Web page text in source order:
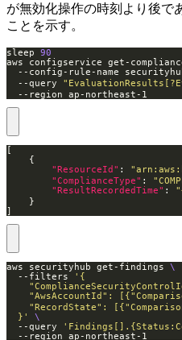
が無効化操作の時刻より後で
ことを示す。
sleep 90
aws configservice get-
--config-rule-name
  --query
  --region ap-northeast-1
"ResourceId" :
"ComplianceType" :
"ResultRecordedTime" :
]
aws securityhub get-findings
  --filters
  }'
  --query
  --region ap-northeast-1